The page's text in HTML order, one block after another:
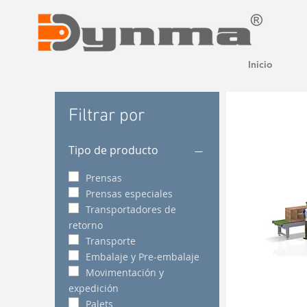
Inicio
Filtrar por
Tipo de producto
Prensas
Prensas especiales
Transportadores de
retorno
Transporte
Embalaje y Pre-embalaje
Movimentación y
expedición
Palets